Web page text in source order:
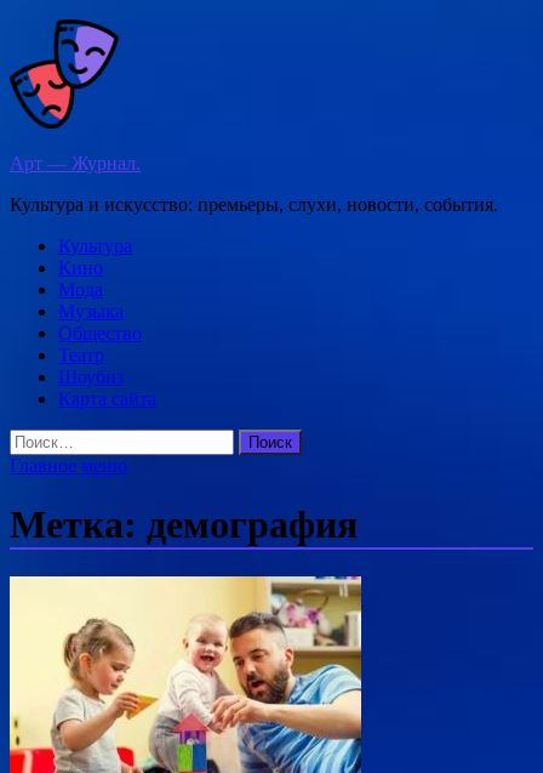
Перейти
содержимому
Арт — Журнал.
Культура и искусство: премьеры, слухи, новости, события.
Культура
Кино
Мода
Музыка
Общество
Театр
Шоубиз
Карта сайта
Найти:
Главное меню
Метка: демография